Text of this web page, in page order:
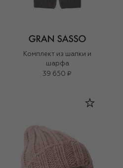
Комплект из шапки и
шарфа
39 650 ₽